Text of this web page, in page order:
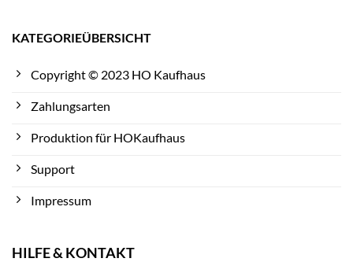
KATEGORIEÜBERSICHT
Copyright © 2023 HO Kaufhaus
Zahlungsarten
Produktion für HOKaufhaus
Support
Impressum
HILFE & KONTAKT